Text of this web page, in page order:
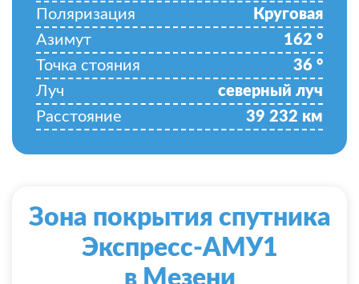
Поляризация
Круговая
Азимут
162 °
Точка стояния
36 °
Луч
северный луч
Расстояние
39 232 км
Зона покрытия спутника
Экспресс-АМУ1
в Мезени